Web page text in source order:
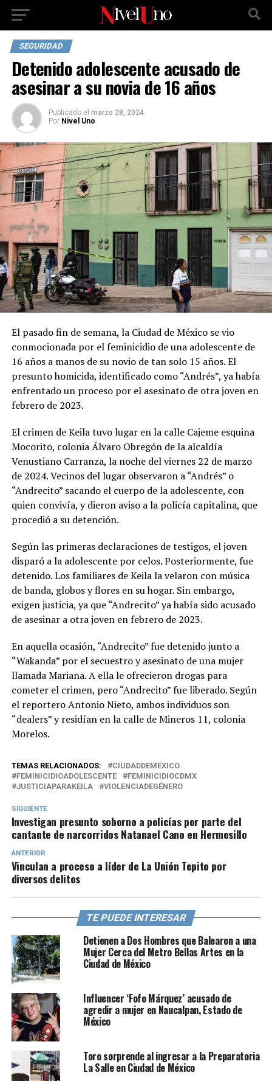
SEGURIDAD
Detenido adolescente acusado de
asesinar a su novia de 16 años
Publicado el marzo 28, 2024
Por Nivel Uno
El pasado fin de semana, la Ciudad de México se vio
conmocionada por el feminicidio de una adolescente de
16 años a manos de su novio de tan solo 15 años. El
presunto homicida, identificado como “Andrés”, ya había
enfrentado un proceso por el asesinato de otra joven en
febrero de 2023.
El crimen de Keila tuvo lugar en la calle Cajeme esquina
Mocorito, colonia Álvaro Obregón de la alcaldía
Venustiano Carranza, la noche del viernes 22 de marzo
de 2024. Vecinos del lugar observaron a “Andrés” o
“Andrecito” sacando el cuerpo de la adolescente, con
quien convivía, y dieron aviso a la policía capitalina, que
procedió a su detención.
Según las primeras declaraciones de testigos, el joven
disparó a la adolescente por celos. Posteriormente, fue
detenido. Los familiares de Keila la velaron con música
de banda, globos y flores en su hogar. Sin embargo,
exigen justicia, ya que “Andrecito” ya había sido acusado
de asesinar a otra joven en febrero de 2023.
En aquella ocasión, “Andrecito” fue detenido junto a
“Wakanda” por el secuestro y asesinato de una mujer
llamada Mariana. A ella le ofrecieron drogas para
cometer el crimen, pero “Andrecito” fue liberado. Según
el reportero Antonio Nieto, ambos individuos son
“dealers” y residían en la calle de Mineros 11, colonia
Morelos.
TEMAS RELACIONADOS:
CIUDADDEMÉXICO.
FEMINICIDIOADOLESCENTE
FEMINICIDIOCDMX
JUSTICIAPARAKEILA
VIOLENCIADEGÉNERO
SIGUIENTE
Investigan presunto soborno a policías por parte del
cantante de narcorridos Natanael Cano en Hermosillo
ANTERIOR
Vinculan a proceso a líder de La Unión Tepito por
diversos delitos
TE PUEDE INTERESAR
Detienen a Dos Hombres que Balearon a una
Mujer Cerca del Metro Bellas Artes en la
Ciudad de México
Influencer ‘Fofo Márquez’ acusado de
agredir a mujer en Naucalpan, Estado de
México
Toro sorprende al ingresar a la Preparatoria
La Salle en Ciudad de México